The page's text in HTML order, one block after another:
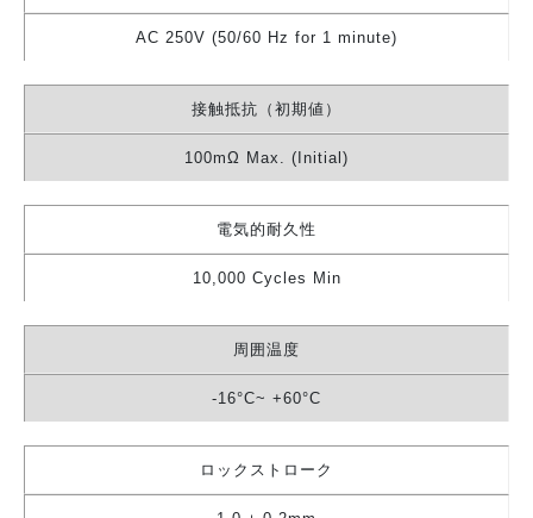
AC 250V (50/60 Hz for 1 minute)
接触抵抗（初期値）
100mΩ Max. (Initial)
電気的耐久性
10,000 Cycles Min
周囲温度
-16°C~ +60°C
ロックストローク